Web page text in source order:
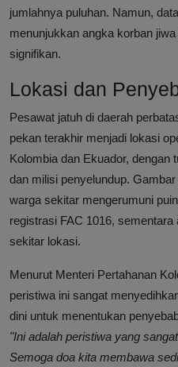
jumlahnya puluhan. Namun,
menunjukkan angka korban
signifikan.
Lokasi dan
Pesawat jatuh di daerah
pekan terakhir menjadi lokasi
Kolombia dan Ekuador, dengan
dan milisi penyelundup.
warga sekitar mengerumuni
registrasi FAC 1016,
sekitar lokasi.
Menurut Menteri Pertahanan
peristiwa ini sangat
dini untuk menentukan
"Ini adalah peristiwa yang
Semoga doa kita membawa